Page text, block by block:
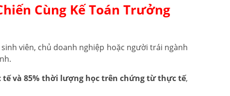
Cùng Kế Toán Trưởng
viên, chủ doanh nghiệp hoặc người trái ngành
và 85% thời lượng học trên chứng từ thực tế,